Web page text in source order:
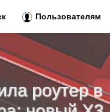
роутер в
Пользователям